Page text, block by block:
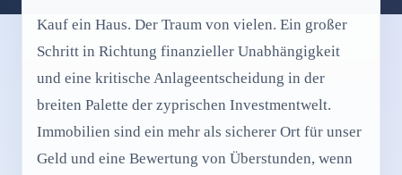
Kauf ein Haus. Der Traum von vielen. Ein großer
Schritt in Richtung finanzieller Unabhängigkeit
und eine kritische Anlageentscheidung in der
breiten Palette der zyprischen Investmentwelt.
Immobilien sind ein mehr als sicherer Ort für unser
Geld und eine Bewertung von Überstunden, wenn